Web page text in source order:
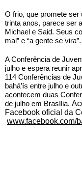
O frio, que promete
trinta anos, parece ser
Michael e Said. Seus
mal” e “a gente se vira”.
A Conferência de
julho e espera reunir
114 Conferências de
bahá’ís entre julho e
acontecem duas
de julho em Brasília.
Facebook oficial da
www.facebook.com/